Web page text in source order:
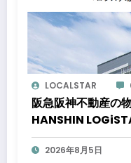
LOCALSTAR
阪急阪神不動産の
HANSHIN
きる好立地に新た
タ北伊丹」と「ロ
2026年8月5日